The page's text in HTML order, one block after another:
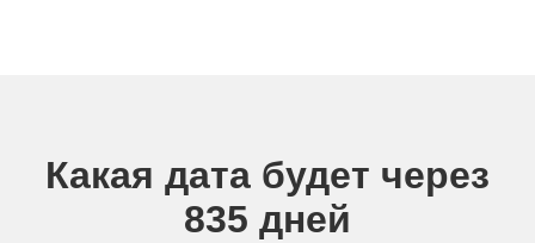
Какая дата будет через
835 дней